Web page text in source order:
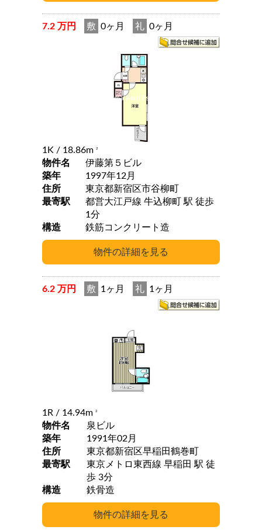
7.2 万円 敷 0ヶ月 礼 0ヶ月
1K / 18.86m 2
物件名
伊藤第５ビル
築年
1997年12月
住所
東京都新宿区市谷柳町
最寄駅
都営大江戸線 牛込柳町 駅 徒歩
1分
構造
鉄筋コンクリート造
6.2 万円 敷 1ヶ月 礼 1ヶ月
1R / 14.94m 2
物件名
泉ビル
築年
1991年02月
住所
東京都新宿区早稲田鶴巻町
最寄駅
東京メトロ東西線 早稲田 駅 徒
歩 3分
構造
鉄骨造